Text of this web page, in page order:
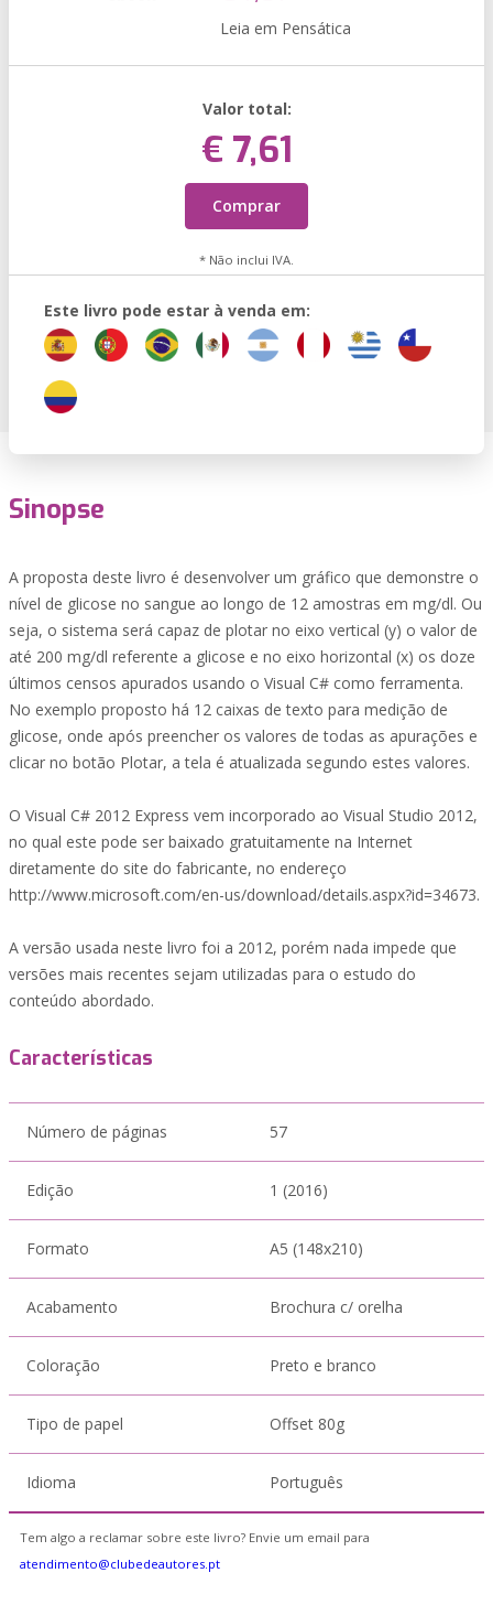
Leia em Pensática
Valor total:
€ 7,61
Comprar
* Não inclui IVA.
Este livro pode estar à venda em:
Sinopse
A proposta deste livro é desenvolver um gráfico que demonstre o
nível de glicose no sangue ao longo de 12 amostras em mg/dl. Ou
seja, o sistema será capaz de plotar no eixo vertical (y) o valor de
até 200 mg/dl referente a glicose e no eixo horizontal (x) os doze
últimos censos apurados usando o Visual C# como ferramenta.
No exemplo proposto há 12 caixas de texto para medição de
glicose, onde após preencher os valores de todas as apurações e
clicar no botão Plotar, a tela é atualizada segundo estes valores.
O Visual C# 2012 Express vem incorporado ao Visual Studio 2012,
no qual este pode ser baixado gratuitamente na Internet
diretamente do site do fabricante, no endereço
http://www.microsoft.com/en-us/download/details.aspx?id=34673.
A versão usada neste livro foi a 2012, porém nada impede que
versões mais recentes sejam utilizadas para o estudo do
conteúdo abordado.
Características
Número de páginas 57
Edição 1 (2016)
Formato A5 (148x210)
Acabamento Brochura c/ orelha
Coloração Preto e branco
Tipo de papel Offset 80g
Idioma Português
Tem algo a reclamar sobre este livro? Envie um email para
atendimento@clubedeautores.pt